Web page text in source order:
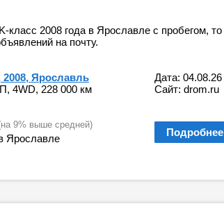
2008 года в Ярославле с пробегом, то
на почту.
2008, Ярославль
4WD, 228 000 км
Дата: 04.08.26
Сайт: drom.ru
9% выше средней)
Ярославле
Подробнее